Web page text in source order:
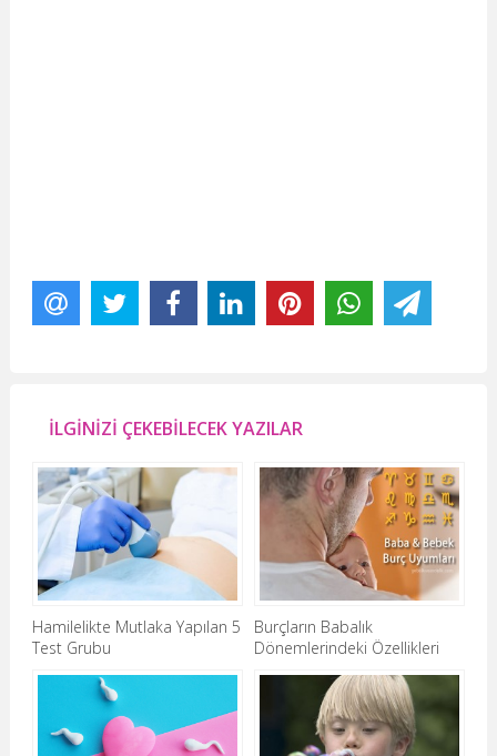
İLGİNİZİ ÇEKEBİLECEK YAZILAR
Hamilelikte Mutlaka Yapılan 5
Test Grubu
Burçların Babalık
Dönemlerindeki Özellikleri